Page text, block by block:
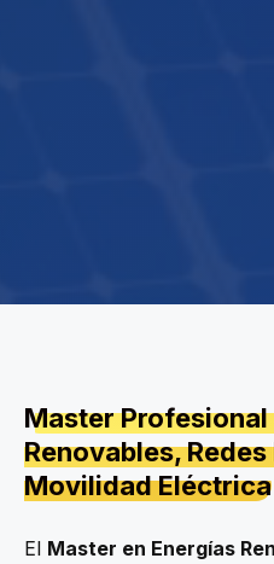
Master Profesional
Renovables,
Movilidad Eléctrica
El Master en Energías